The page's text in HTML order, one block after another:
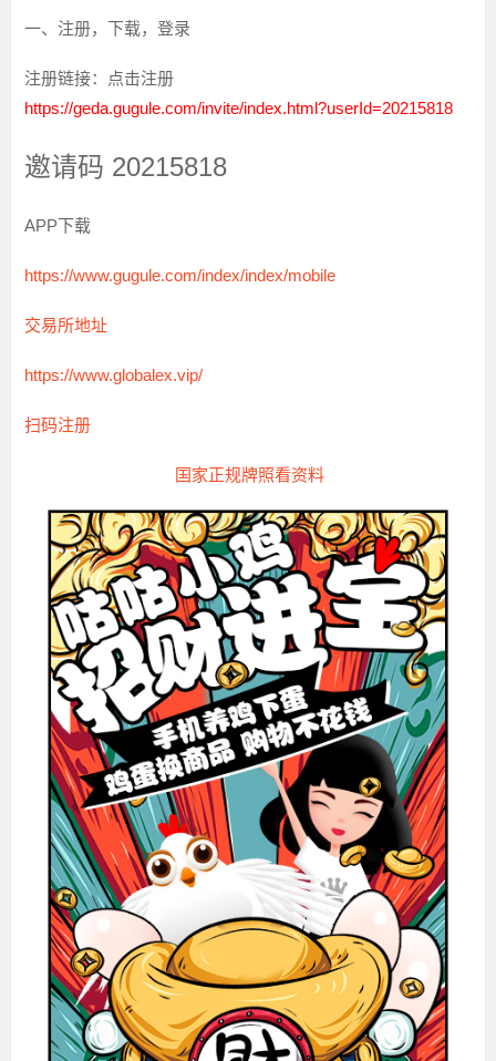
一、注册，下载，登录
注册链接：点击注册
https://geda.gugule.com/invite/index.html?userId=20215818
邀请码 20215818
APP下载
https://www.gugule.com/index/index/mobile
交易所地址
https://www.globalex.vip/
扫码注册
国家正规牌照看资料